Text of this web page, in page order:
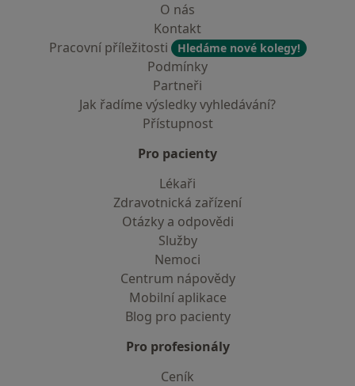
O nás
Kontakt
Pracovní příležitosti
Hledáme nové kolegy!
Podmínky
Partneři
Jak řadíme výsledky vyhledávání?
Přístupnost
Pro pacienty
Lékaři
Zdravotnická zařízení
Otázky a odpovědi
Služby
Nemoci
Centrum nápovědy
Mobilní aplikace
Blog pro pacienty
Pro profesionály
Ceník